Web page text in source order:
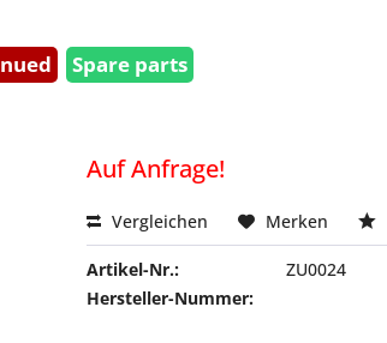
Spare parts
Auf Anfrage!
Vergleichen Merken
Artikel-Nr.:
ZU0024
Hersteller-Nummer: